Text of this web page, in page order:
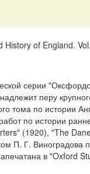
of England.
серии
перу
тома по истории
по истории
(1920), "The
П. Г. Виноградова
в "Oxford